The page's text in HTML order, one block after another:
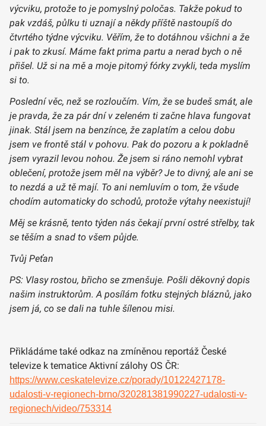
výcviku, protože to je pomyslný poločas. Takže pokud to
pak vzdáš, půlku ti uznají a někdy příště nastoupíš do
čtvrtého týdne výcviku. Věřím, že to dotáhnou všichni a že
i pak to zkusí. Máme fakt prima partu a nerad bych o ně
přišel. Už si na mě a moje pitomý fórky zvykli, teda myslím
si to.
Poslední věc, než se rozloučím. Vím, že se budeš smát, ale
je pravda, že za pár dní v zeleném ti začne hlava fungovat
jinak. Stál jsem na benzínce, že zaplatím a celou dobu
jsem ve frontě stál v pohovu. Pak do pozoru a k pokladně
jsem vyrazil levou nohou. Že jsem si ráno nemohl vybrat
oblečení, protože jsem měl na výběr? Je to divný, ale ani se
to nezdá a už tě mají. To ani nemluvím o tom, že všude
chodím automaticky do schodů, protože výtahy neexistují!
Měj se krásně, tento týden nás čekají první ostré střelby, tak
se těším a snad to všem půjde.
Tvůj Peťan
PS: Vlasy rostou, břicho se zmenšuje. Pošli děkovný dopis
našim instruktorům. A posílám fotku stejných bláznů, jako
jsem já, co se dali na tuhle šílenou misi.
Přikládáme také odkaz na zmíněnou reportáž České
televize k tematice Aktivní zálohy OS ČR:
https://www.ceskatelevize.cz/porady/10122427178-
udalosti-v-regionech-brno/320281381990227-udalosti-v-
regionech/video/753314